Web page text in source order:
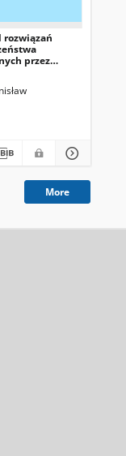
rozwiązań
przez
More